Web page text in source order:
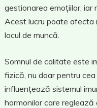
gestionarea emoțiilor, iar
Acest lucru poate afecta
locul de muncă.
Somnul de calitate este
fizică, nu doar pentru
influențează sistemul
hormonilor care